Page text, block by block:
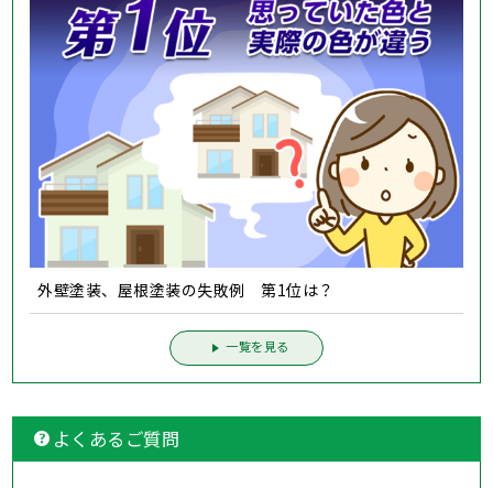
外壁塗装、屋根塗装の失敗例 第1位は？
一覧を見る
よくあるご質問